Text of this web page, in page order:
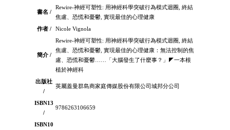
書名 /
Rewire-神經可塑性: 用神經科學突破行為模式迴圈, 終結
焦慮、恐慌和憂鬱, 實現最佳的心理健康
作者 /
Nicole Vignola
簡介 /
Rewire-神經可塑性: 用神經科學突破行為模式迴圈, 終結
焦慮、恐慌和憂鬱, 實現最佳的心理健康：無法控制的焦
慮、恐慌和憂鬱……「大腦發生了什麼事？」◤一本根
植於神經科
出版社
/
英屬蓋曼群島商家庭傳媒股份有限公司城邦分公司
ISBN13
/
9786263106659
ISBN10